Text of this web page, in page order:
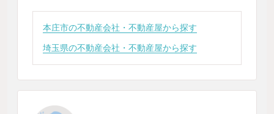
本庄市の不動産会社・不動産屋から探す
埼玉県の不動産会社・不動産屋から探す